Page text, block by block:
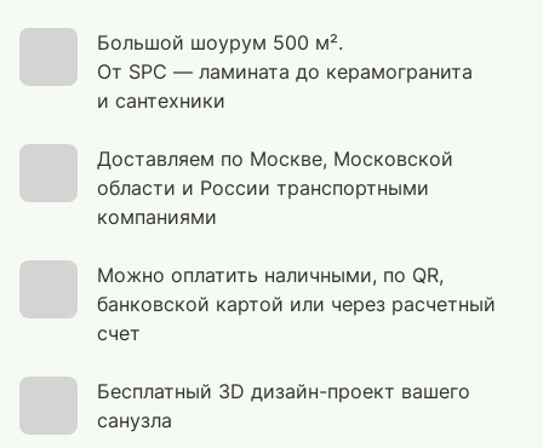
Большой шоурум 500 м².
От SPC — ламината до керамогранита
и сантехники
Доставляем по Москве, Московской
области и России транспортными
компаниями
Можно оплатить наличными, по QR,
банковской картой или через расчетный
счет
Бесплатный 3D дизайн-проект вашего
санузла